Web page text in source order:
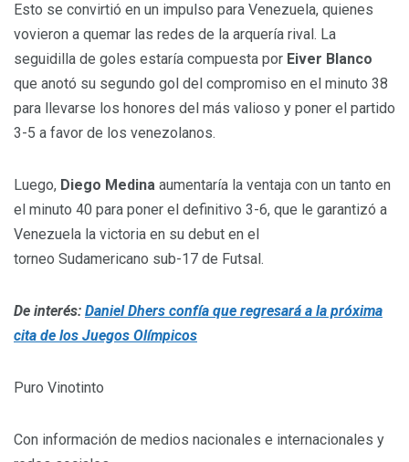
Esto se convirtió en un impulso para Venezuela, quienes
vovieron a quemar las redes de la arquería rival. La
seguidilla de goles estaría compuesta por Eiver Blanco
que anotó su segundo gol del compromiso en el minuto 38
para llevarse los honores del más valioso y poner el partido
3-5 a favor de los venezolanos.
Luego, Diego Medina aumentaría la ventaja con un tanto en
el minuto 40 para poner el definitivo 3-6, que le garantizó a
Venezuela la victoria en su debut en el
torneo Sudamericano sub-17 de Futsal.
De interés: Daniel Dhers confía que regresará a la próxima
cita de los Juegos Olímpicos
Puro Vinotinto
Con información de medios nacionales e internacionales y